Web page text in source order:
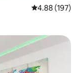
レビュー197
4.88 (197)